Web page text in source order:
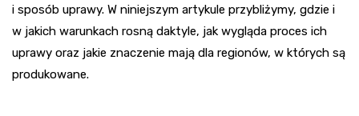
i sposób uprawy. W niniejszym artykule przybliżymy, gdzie i
w jakich warunkach rosną daktyle, jak wygląda proces ich
uprawy oraz jakie znaczenie mają dla regionów, w których są
produkowane.